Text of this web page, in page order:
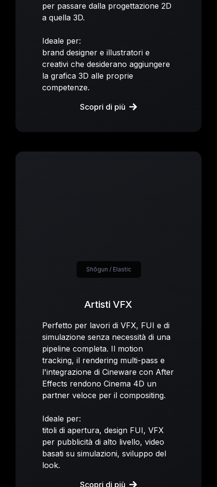
per passare dalla progettazione 2D
a quella 3D.
Ideale per:
brand designer e illustratori e
creativi che desiderano aggiungere
la grafica 3D alle proprie
competenze.
Scopri di più
Artisti VFX
Perfetto per lavori di VFX, FUI e di
simulazione senza necessità di una
pipeline completa. Il motion
tracking, il rendering multi-pass e
l'integrazione di Cineware con After
Effects rendono Cinema 4D un
partner veloce per il compositing.
Ideale per:
titoli di apertura, design FUI, VFX
per pubblicità di alto livello, video
basati su simulazioni, sviluppo del
look.
Scopri di più
Shōgun / Elastic